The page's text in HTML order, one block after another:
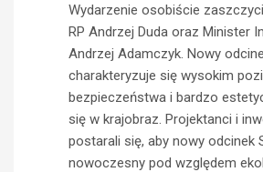
Wydarzenie osobiście
RP Andrzej Duda oraz Minister
Andrzej Adamczyk. Nowy
charakteryzuje się wysokim
bezpieczeństwa i bardzo
się w krajobraz. Projektanci i
postarali się, aby nowy odcinek
nowoczesny pod względem